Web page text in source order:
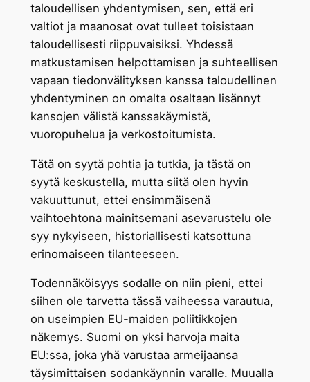
taloudellisen yhdentymisen, sen, että eri
valtiot ja maanosat ovat tulleet toisistaan
taloudellisesti riippuvaisiksi. Yhdessä
matkustamisen helpottamisen ja suhteellisen
vapaan tiedonvälityksen kanssa taloudellinen
yhdentyminen on omalta osaltaan lisännyt
kansojen välistä kanssakäymistä,
vuoropuhelua ja verkostoitumista.
Tätä on syytä pohtia ja tutkia, ja tästä on
syytä keskustella, mutta siitä olen hyvin
vakuuttunut, ettei ensimmäisenä
vaihtoehtona mainitsemani asevarustelu ole
syy nykyiseen, historiallisesti katsottuna
erinomaiseen tilanteeseen.
Todennäköisyys sodalle on niin pieni, ettei
siihen ole tarvetta tässä vaiheessa varautua,
on useimpien EU-maiden poliitikkojen
näkemys. Suomi on yksi harvoja maita
EU:ssa, joka yhä varustaa armeijaansa
täysimittaisen sodankäynnin varalle. Muualla